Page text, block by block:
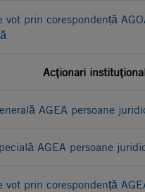
vot prin corespondență
Acţionari
AGEA persoane
AGEA persoane
vot prin corespondență